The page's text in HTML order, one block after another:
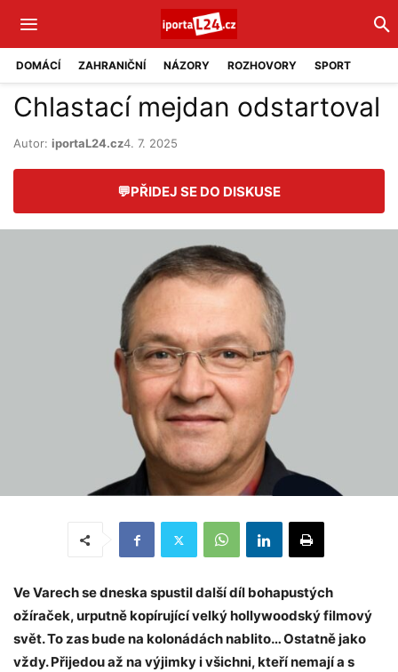
DOMÁCÍ ZAHRANIČNÍ NÁZORY ROZHOVORY SPORT
Chlastací mejdan odstartoval
Autor: iportaL24.cz4. 7. 2025
💬PŘIDEJ SE DO DISKUSE
Ve Varech se dneska spustil další díl bohapustých
ožíraček, urputně kopírující velký hollywoodský filmový
svět. To zas bude na kolonádách nablito… Ostatně jako
vždy. Přijedou až na výjimky i všichni, kteří nemají a s